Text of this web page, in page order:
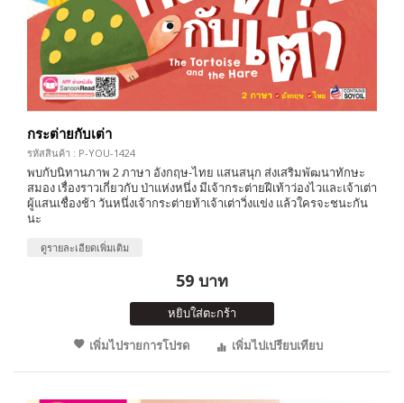
กระต่ายกับเต่า
รหัสสินค้า : P-YOU-1424
พบกับนิทานภาพ 2 ภาษา อังกฤษ-ไทย แสนสนุก ส่งเสริมพัฒนาทักษะ
สมอง เรื่องราวเกี่ยวกับ ป่าแห่งหนึ่ง มีเจ้ากระต่ายฝีเท้าว่องไวและเจ้าเต่า
ผู้แสนเชื่องช้า วันหนึ่งเจ้ากระต่ายท้าเจ้าเต่าวิ่งแข่ง แล้วใครจะชนะกัน
นะ
ดูรายละเอียดเพิ่มเติม
59 บาท
หยิบใส่ตะกร้า
เพิ่มไปรายการโปรด
เพิ่มไปเปรียบเทียบ